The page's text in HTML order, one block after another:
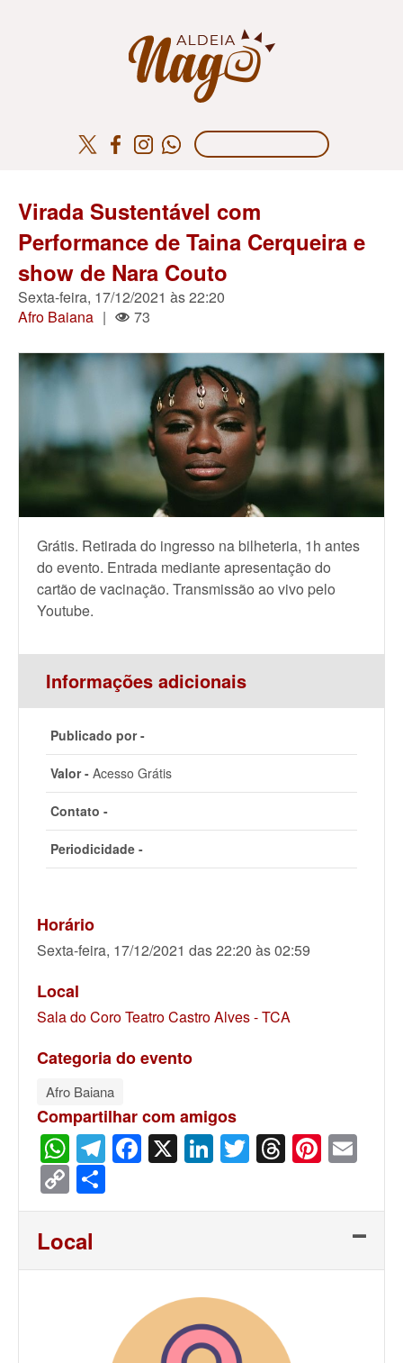
Virada Sustentável com
Performance de Taina Cerqueira e
show de Nara Couto
Sexta-feira, 17/12/2021 às 22:20
Afro Baiana | 73
Grátis. Retirada do ingresso na bilheteria, 1h antes
do evento. Entrada mediante apresentação do
cartão de vacinação. Transmissão ao vivo pelo
Youtube.
Informações adicionais
Publicado por -
Valor - Acesso Grátis
Contato -
Periodicidade -
Horário
Sexta-feira, 17/12/2021 das 22:20 às 02:59
Local
Sala do Coro Teatro Castro Alves - TCA
Categoria do evento
Afro Baiana
Compartilhar com amigos
WhatsApp
Telegram
Facebook
X LinkedIn
Twitter
Threads
Copy
Link
Local